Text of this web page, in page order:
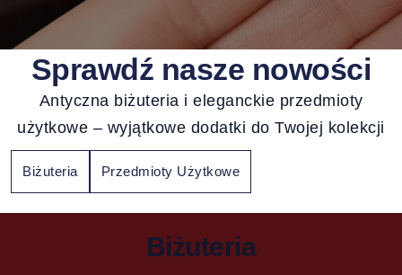
Sprawdź nasze nowości
Antyczna biżuteria i eleganckie przedmioty
użytkowe – wyjątkowe dodatki do Twojej kolekcji
Biżuteria Przedmioty Użytkowe
Biżuteria